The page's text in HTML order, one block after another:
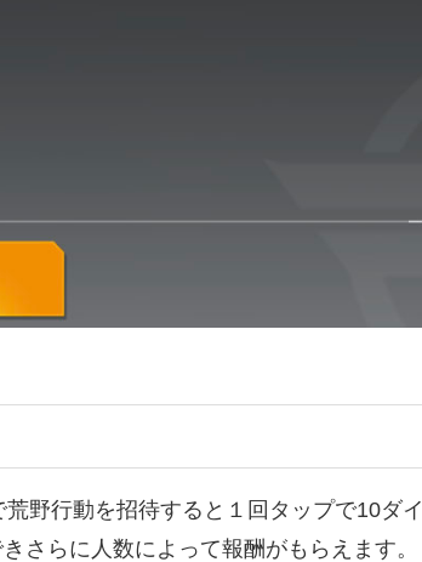
野行動を招待すると１回タップで10ダイ
さらに人数によって報酬がもらえます。